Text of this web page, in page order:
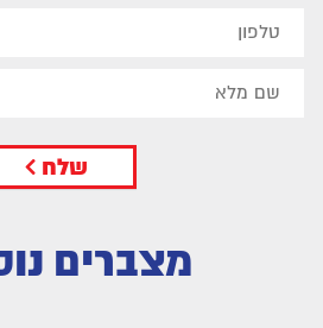
שלח
מצברים